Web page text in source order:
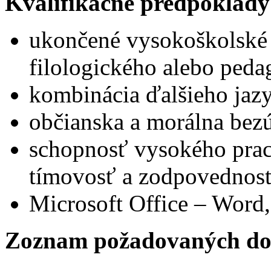
ukončené
filologického alebo
kombinácia ďalšieho
občianska a morálna
schopnosť vysokého
tímovosť a
Microsoft Office –
Zoznam požadovaných